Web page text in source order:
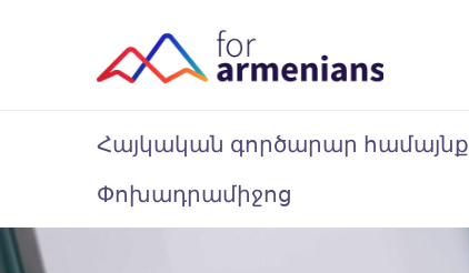
Հայկական գործարար համայնք
Փոխադրամիջոց